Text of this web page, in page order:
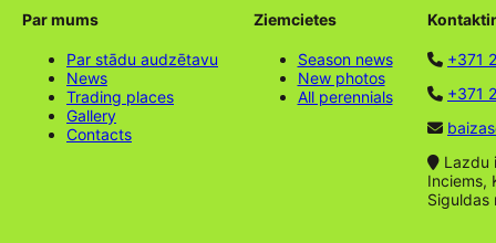
Par mums
Par stādu audzētavu
News
Trading places
Gallery
Contacts
Ziemcietes
Season news
New photos
All perennials
+371
+371
Lazdu
Inciems,
Siguldas